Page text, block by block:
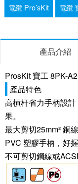
電纜 Pro’sKit 電纜
產品介紹
ProsKit 寶工 8PK-
產品特色
高槓杆省力手柄設
果。
最大剪切25mm² 銅線
PVC 塑膠手柄，好握
不可剪切鋼線或